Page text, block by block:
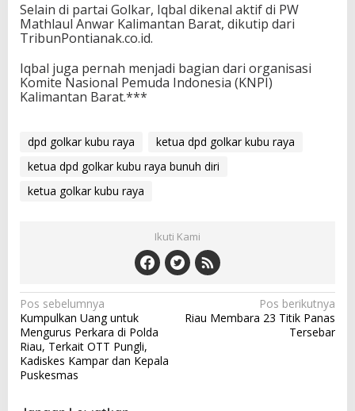
Selain di partai Golkar, Iqbal dikenal aktif di PW
Mathlaul Anwar Kalimantan Barat, dikutip dari
TribunPontianak.co.id.
Iqbal juga pernah menjadi bagian dari organisasi
Komite Nasional Pemuda Indonesia (KNPI)
Kalimantan Barat.***
dpd golkar kubu raya
ketua dpd golkar kubu raya
ketua dpd golkar kubu raya bunuh diri
ketua golkar kubu raya
Ikuti Kami
N
a
v
i
Pos sebelumnya
Kumpulkan Uang untuk
Mengurus Perkara di Polda
Riau, Terkait OTT Pungli,
Kadiskes Kampar dan Kepala
Puskesmas
Pos berikutnya
Riau Membara 23 Titik Panas
Tersebar